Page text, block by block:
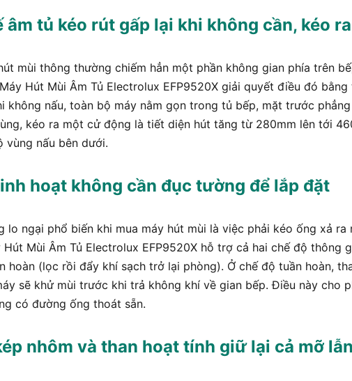
âm tủ kéo rút gấp lại khi không cần, kéo
mùi thông thường chiếm hẳn một phần không gian phía trên
Hút Mùi Âm Tủ Electrolux EFP9520X giải quyết điều đó
không nấu, toàn bộ máy nằm gọn trong tủ bếp, mặt trước
kéo ra một cử động là tiết diện hút tăng từ 280mm lên tới
vùng nấu bên dưới.
hoạt không cần đục tường để lắp đặt
lo ngại phổ biến khi mua máy hút mùi là việc phải kéo ống xả ra
Mùi Âm Tủ Electrolux EFP9520X hỗ trợ cả hai chế độ thông
hoàn (lọc rồi đẩy khí sạch trở lại phòng). Ở chế độ tuần hoàn,
sẽ khử mùi trước khi trả không khí về gian bếp. Điều này cho
có đường ống thoát sẵn.
nhôm và than hoạt tính giữ lại cả mỡ